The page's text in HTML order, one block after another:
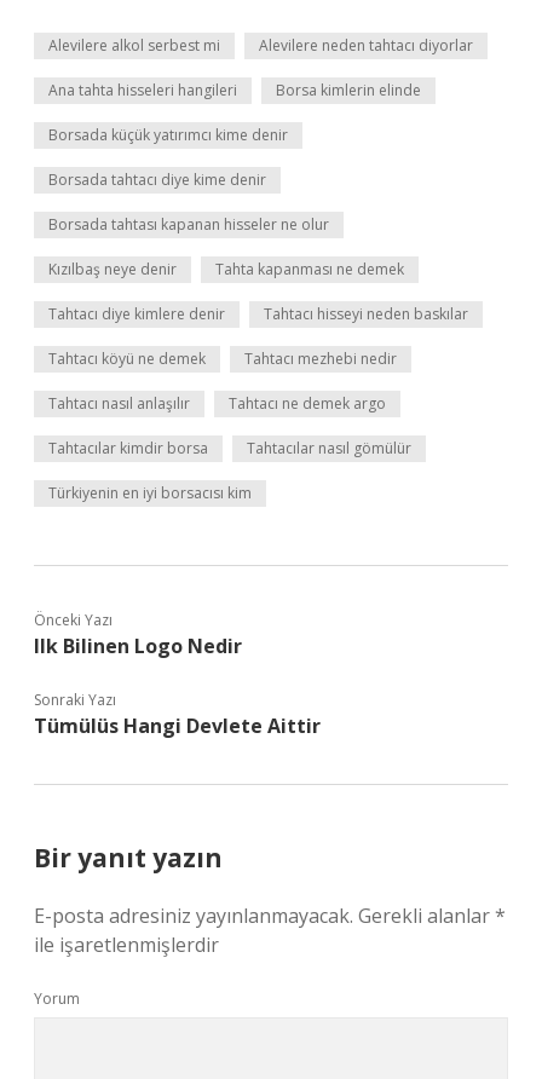
Alevilere alkol serbest mi Alevilere neden tahtacı diyorlar
Ana tahta hisseleri hangileri Borsa kimlerin elinde
Borsada küçük yatırımcı kime denir
Borsada tahtacı diye kime denir
Borsada tahtası kapanan hisseler ne olur
Kızılbaş neye denir Tahta kapanması ne demek
Tahtacı diye kimlere denir Tahtacı hisseyi neden baskılar
Tahtacı köyü ne demek Tahtacı mezhebi nedir
Tahtacı nasıl anlaşılır Tahtacı ne demek argo
Tahtacılar kimdir borsa Tahtacılar nasıl gömülür
Türkiyenin en iyi borsacısı kim
Önceki Yazı
Ilk Bilinen Logo Nedir
Sonraki Yazı
Tümülüs Hangi Devlete Aittir
Bir yanıt yazın
E-posta adresiniz yayınlanmayacak. Gerekli alanlar*
ile işaretlenmişlerdir
Yorum